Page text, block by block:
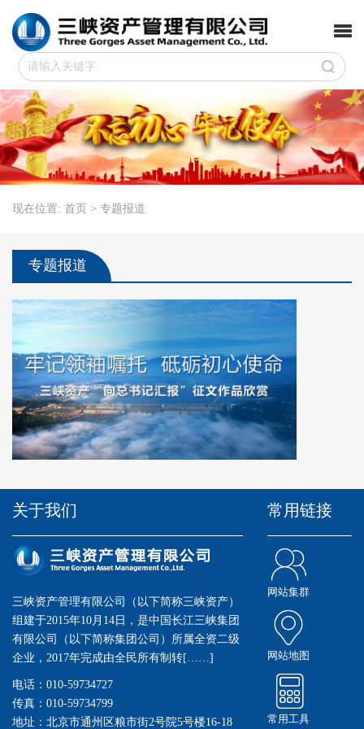
现在位置: 首页 > 专题报道
专题报道
关于我们
三峡资产管理有限公司（以下简称三峡资产）
组建于2015年10月14日，是中国长江三峡集团
有限公司（以下简称集团公司）所属全资二级
企业，2017年完成由全民所有制转[……]
电话：010-59734727
传真：010-59734799
地址：北京市通州区粮市街2号院5号楼16-18
常用链接
网站集群
网站地图
常用工具